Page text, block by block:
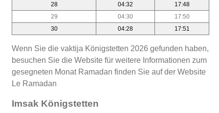
28
04:32
17:48
29
04:30
17:50
30
04:28 17:51
Wenn Sie die vaktija Königstetten 2026 gefunden haben,
besuchen Sie die Website für weitere Informationen zum
gesegneten Monat Ramadan finden Sie auf der Website
Le Ramadan
Imsak Königstetten